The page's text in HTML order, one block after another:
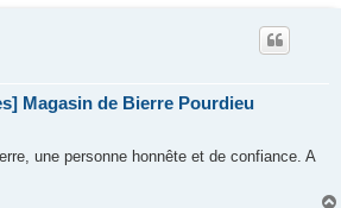
Magasin de Bierre Pourdieu
une personne honnête et de confiance. A